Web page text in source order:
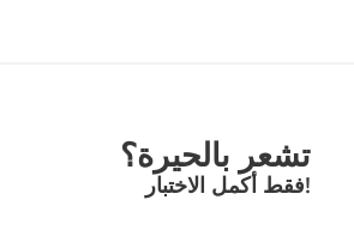
تشعر بالحيرة؟
فقط أكمل الاختبار!